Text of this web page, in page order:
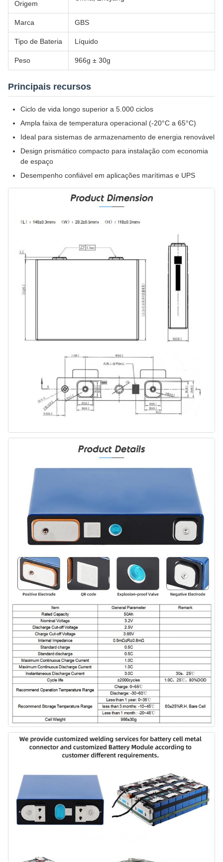
Origem
Marca GBS
Tipo de Bateria Líquido
Peso 966g ± 30g
Principais recursos
Ciclo de vida longo superior a 5.000 ciclos
Ampla faixa de temperatura operacional (-20°C a 65°C)
Ideal para sistemas de armazenamento de energia renovável
Design prismático compacto para instalação com economia
de espaço
Desempenho confiável em aplicações marítimas e UPS